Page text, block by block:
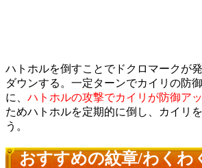
ハトホルを倒すことでドクロマークが
ダウンする。一定ターンでカイリの防
に、 ハトホルの攻撃でカイリが防御ア
ためハトホルを定期的に倒し、カイリ
う。
おすすめの紋章/わくわ